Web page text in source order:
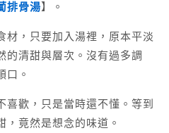
排骨湯】。
材，只要加入湯裡，原本平淡
的清甜與層次。沒有過多調
口。
歡，只是當時還不懂。等到
竟然是想念的味道。